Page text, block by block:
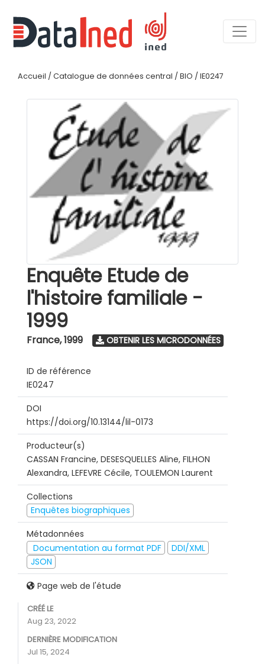
Accueil / Catalogue de données central / BIO / IE0247
Enquête Etude de
l'histoire familiale -
1999
France,1999 OBTENIR LES MICRODONNÉES
ID de référence
IE0247
DOI
https://doi.org/10.13144/lil-0173
Producteur(s)
CASSAN Francine, DESESQUELLES Aline, FILHON
Alexandra, LEFEVRE Cécile, TOULEMON Laurent
Collections
Enquêtes biographiques
Métadonnées
Documentation au format PDF
DDI/XML
JSON
Page web de l'étude
CRÉÉ LE
Aug 23, 2022
DERNIÈRE MODIFICATION
Jul 15, 2024